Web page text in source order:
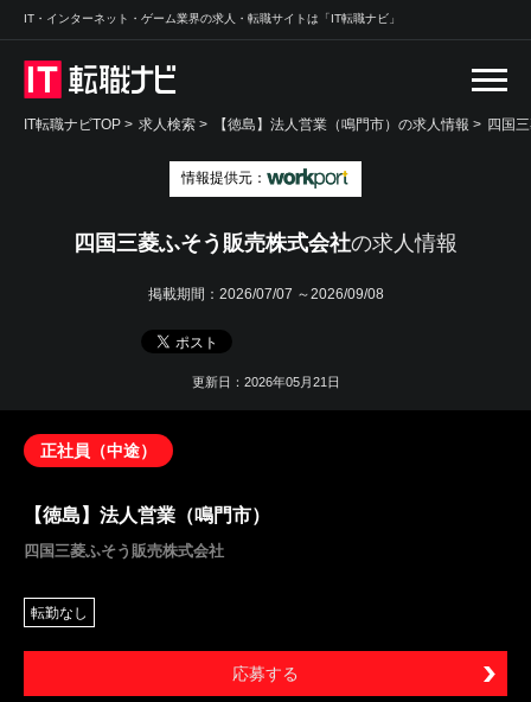
IT・インターネット・ゲーム業界の求人・転職サイトは「IT転職ナビ」
IT転職ナビTOP > 求人検索 > 【徳島】法人営業（鳴門市）の求人情報 > 四国
情報提供元：
四国三菱ふそう販売株式会社の求人情報
掲載期間： 2026/07/07 ～2026/09/08
更新日：2026年05月21日
正社員（中途）
【徳島】法人営業（鳴門市）
四国三菱ふそう販売株式会社
転勤なし
応募する